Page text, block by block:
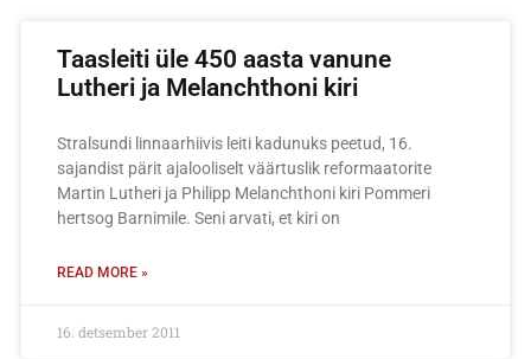
Taasleiti üle 450 aasta vanune
Lutheri ja Melanchthoni kiri
Stralsundi linnaarhiivis leiti kadunuks peetud, 16.
sajandist pärit ajalooliselt väärtuslik reformaatorite
Martin Lutheri ja Philipp Melanchthoni kiri Pommeri
hertsog Barnimile. Seni arvati, et kiri on
READ MORE »
16. detsember 2011